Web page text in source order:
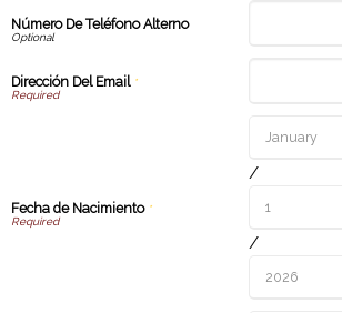
Número De Teléfono Alterno
Dirección Del Email*
Fecha de Nacimiento*
/
/